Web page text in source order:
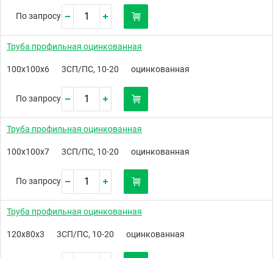
По запросу
Труба профильная оцинкованная
100х100х6 3СП/ПС, 10-20 оцинкованная
По запросу
Труба профильная оцинкованная
100х100х7 3СП/ПС, 10-20 оцинкованная
По запросу
Труба профильная оцинкованная
120х80х3 3СП/ПС, 10-20 оцинкованная